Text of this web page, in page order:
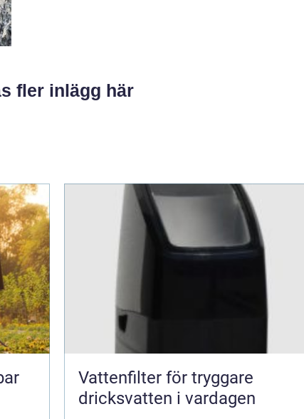
fler inlägg här
Vattenfilter för tryggare
dricksvatten i vardagen